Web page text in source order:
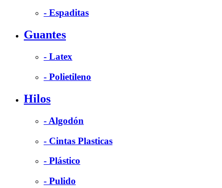
- Espaditas
Guantes
- Latex
- Polietileno
Hilos
- Algodón
- Cintas Plasticas
- Plástico
- Pulido